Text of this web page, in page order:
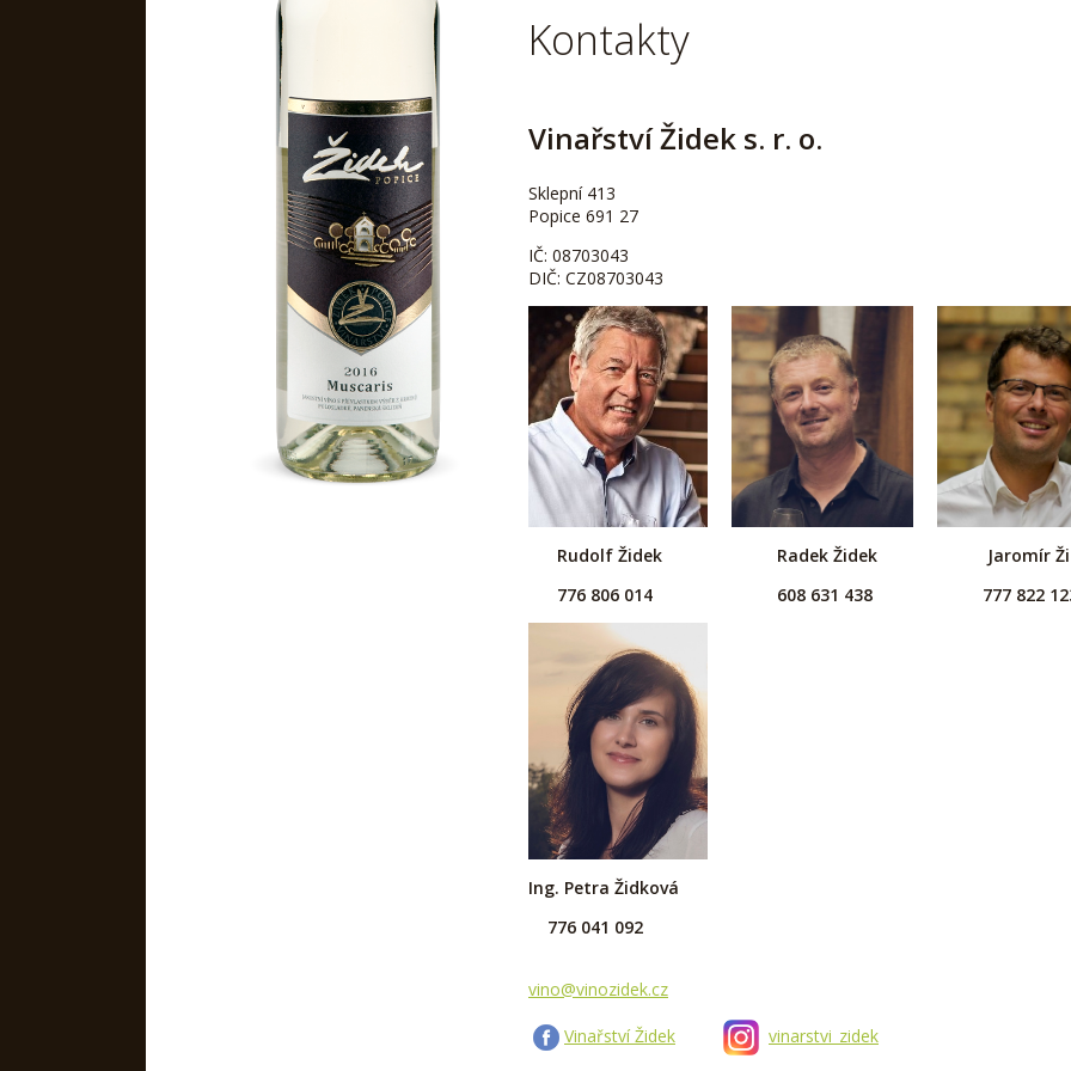
Kontakty
Vinařství Židek s. r. o.
Sklepní 413
Popice 691 27
IČ: 08703043
DIČ: CZ08703043
Rudolf Židek Radek Židek Jaromír
776 806 014
608 631 438 777 822
Ing. Petra Židková
776 041 092
vino@vinozidek.cz
Vinařství Židek vinarstvi_zidek